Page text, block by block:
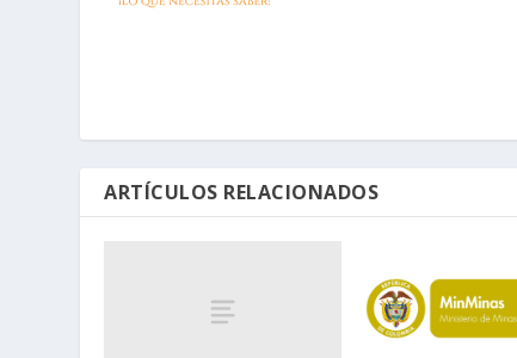
ARTÍCULOS RELACIONADOS